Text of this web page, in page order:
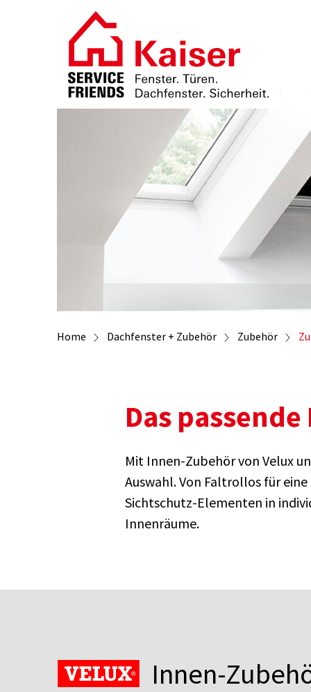
Home Dachfenster + Zubehör Zubehör
Das
Mit Innen-Zubehör von Velux
Auswahl. Von Faltrollos für
Sichtschutz-Elementen in
Innenräume.
Innen-